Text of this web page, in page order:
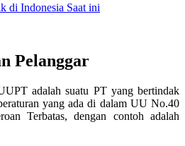
di Indonesia Saat ini
Pelanggar
adalah suatu PT yang bertindak
yang ada di dalam UU No.40
Terbatas, dengan contoh adalah